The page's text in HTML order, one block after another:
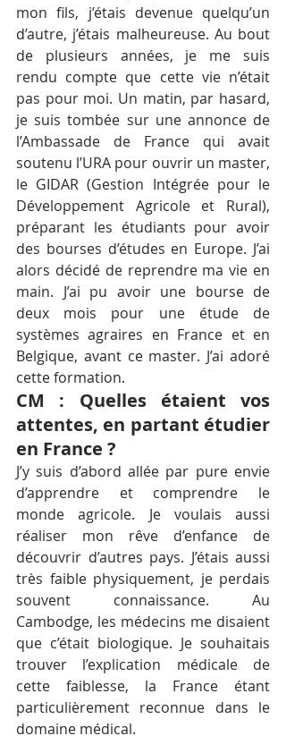
mon fils, j’étais devenue quelqu’un
d’autre, j’étais malheureuse. Au bout
de plusieurs années, je me suis
rendu compte que cette vie n’était
pas pour moi. Un matin, par hasard,
je suis tombée sur une annonce de
l’Ambassade de France qui avait
soutenu l’URA pour ouvrir un master,
le GIDAR (Gestion Intégrée pour le
Développement Agricole et Rural),
préparant les étudiants pour avoir
des bourses d’études en Europe. J’ai
alors décidé de reprendre ma vie en
main. J’ai pu avoir une bourse de
deux mois pour une étude de
systèmes agraires en France et en
Belgique, avant ce master. J’ai adoré
cette formation.
CM : Quelles étaient vos
attentes, en partant étudier
en France ?
J’y suis d’abord allée par pure envie
d’apprendre et comprendre le
monde agricole. Je voulais aussi
réaliser mon rêve d’enfance de
découvrir d’autres pays. J’étais aussi
très faible physiquement, je perdais
souvent connaissance. Au
Cambodge, les médecins me disaient
que c’était biologique. Je souhaitais
trouver l’explication médicale de
cette faiblesse, la France étant
particulièrement reconnue dans le
domaine médical.